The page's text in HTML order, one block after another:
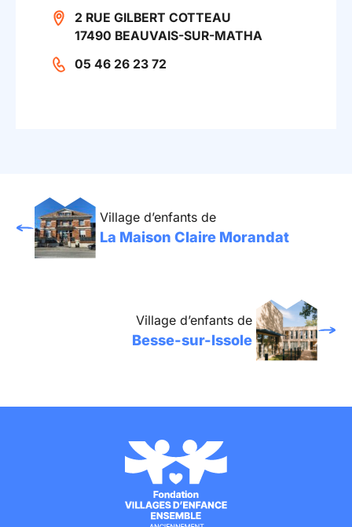
2 RUE GILBERT COTTEAU
17490 BEAUVAIS-SUR-MATHA
05 46 26 23 72
Village d’enfants de
La Maison Claire Morandat
Village d’enfants de
Besse-sur-Issole